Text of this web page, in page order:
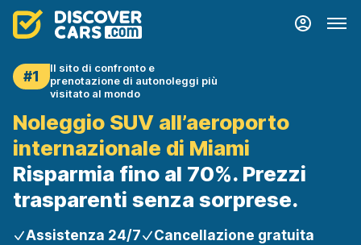
#1
Il sito di confronto e
prenotazione di autonoleggi più
visitato al mondo
Noleggio SUV all’aeroporto
internazionale di Miami
Risparmia fino al 70%. Prezzi
trasparenti senza sorprese.
Assistenza 24/7 Cancellazione gratuita